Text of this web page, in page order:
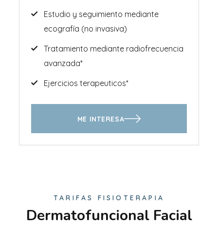
Estudio y seguimiento mediante
ecografía (no invasiva)
Tratamiento mediante radiofrecuencia
avanzada*
Ejercicios terapeuticos*
ME INTERESA
TARIFAS FISIOTERAPIA
Dermatofuncional Facial